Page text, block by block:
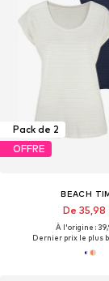
Pack de 2
OFFRE
BEACH
De 35,98
À l'origine :
Dernier prix le plus